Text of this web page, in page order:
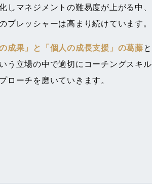
しマネジメントの難易度が上がる中、
プレッシャーは高まり続けています。
の成果」と「個人の成長支援」の葛藤と
う立場の中で適切にコーチングスキル
ローチを磨いていきます。